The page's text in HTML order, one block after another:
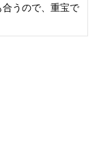
うので、重宝で